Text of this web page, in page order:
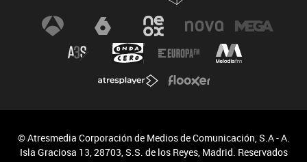
© Atresmedia Corporación de Medios de Comunicación, S.A - A.
Isla Graciosa 13, 28703, S.S. de los Reyes, Madrid. Reservados